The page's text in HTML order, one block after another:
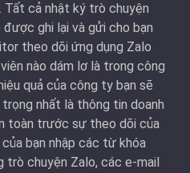
Tất cả nhật ký trò chuyện
ghi lại và gửi cho bạn
theo dõi ứng dụng Zalo
nào dám lơ là trong công
quả của công ty bạn sẽ
nhất là thông tin doanh
toàn trước sự theo dõi của
bạn nhập các từ khóa
chuyện Zalo, các e-mail